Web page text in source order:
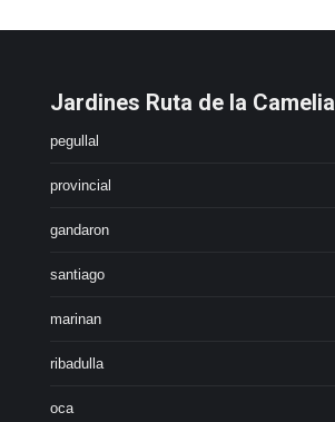
Jardines Ruta de la Camelia
pegullal
provincial
gandaron
santiago
marinan
ribadulla
oca